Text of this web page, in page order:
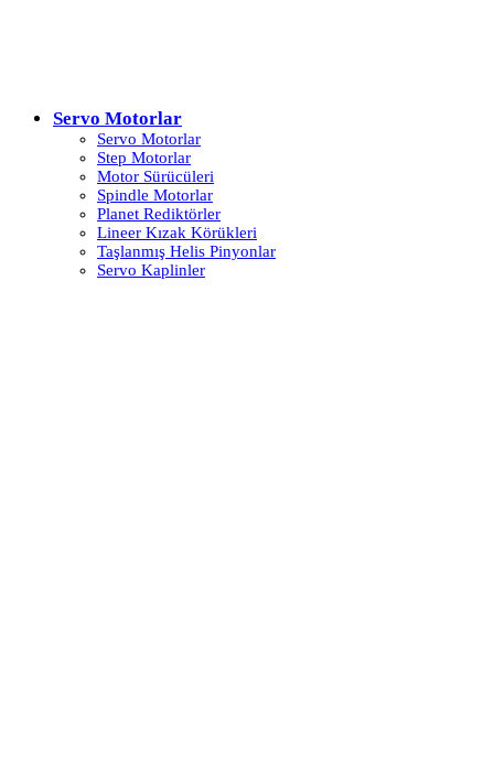
Servo Motorlar
Servo Motorlar
Step Motorlar
Motor Sürücüleri
Spindle Motorlar
Planet Rediktörler
Lineer Kızak Körükleri
Taşlanmış Helis Pinyonlar
Servo Kaplinler